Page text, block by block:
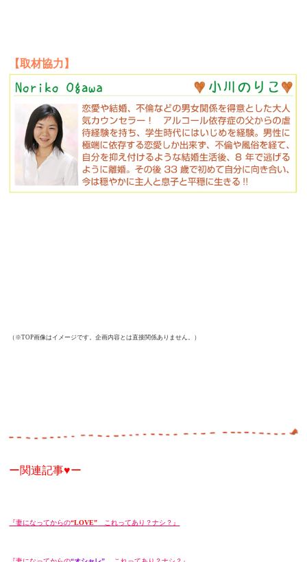
【取材協力】
（※TOP画像はイメージです。企画内容とは直接関係ありません。）
ー関連記事♥ー
『妻になってからの“LOVE” これってあり？ナシ？』